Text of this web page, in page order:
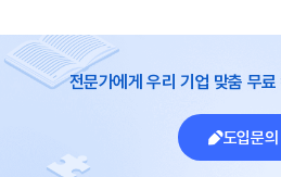
전문가에게 우리 기업 맞춤 무
도입문의